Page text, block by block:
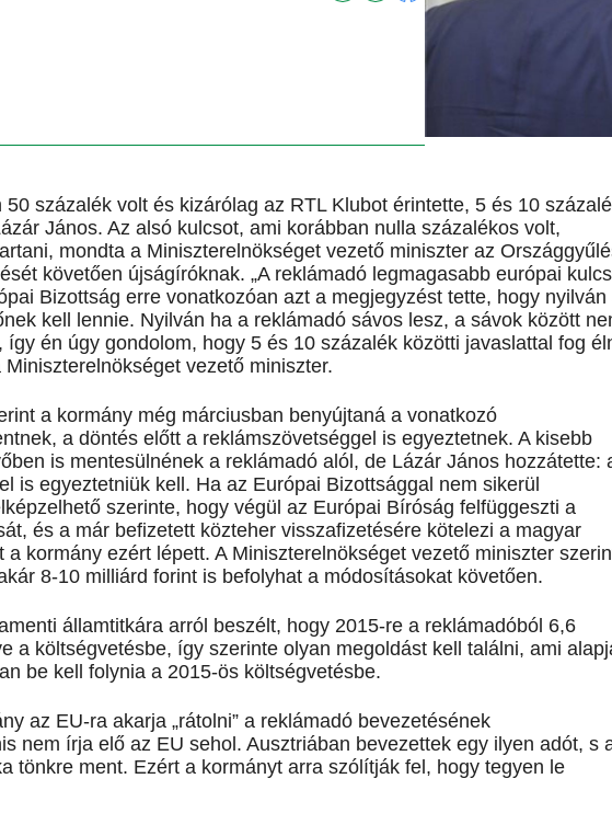
százalék volt és kizárólag az RTL Klubot érintette, 5 és 10
János. Az alsó kulcsot, ami korábban nulla százalékos volt,
mondta a Miniszterelnökséget vezető miniszter az
követően újságíróknak. „A reklámadó legmagasabb európai
Bizottság erre vonatkozóan azt a megjegyzést tette, hogy nyilván
kell lennie. Nyilván ha a reklámadó sávos lesz, a sávok között
így én úgy gondolom, hogy 5 és 10 százalék közötti javaslattal fog
vezető miniszter.
a kormány még márciusban benyújtaná a vonatkozó
a döntés előtt a reklámszövetséggel is egyeztetnek. A kisebb
is mentesülnének a reklámadó alól, de Lázár János hozzátette:
is egyeztetniük kell. Ha az Európai Bizottsággal nem sikerül
szerinte, hogy végül az Európai Bíróság felfüggeszti a
és a már befizetett közteher visszafizetésére kötelezi a magyar
a kormány ezért lépett. A Miniszterelnökséget vezető miniszter
8-10 milliárd forint is befolyhat a módosításokat követően.
államtitkára arról beszélt, hogy 2015-re a reklámadóból 6,6
a költségvetésbe, így szerinte olyan megoldást kell találni, ami
be kell folynia a 2015-ös költségvetésbe.
az EU-ra akarja „rátolni” a reklámadó bevezetésének
nem írja elő az EU sehol. Ausztriában bevezettek egy ilyen adót, s
tönkre ment. Ezért a kormányt arra szólítják fel, hogy tegyen le